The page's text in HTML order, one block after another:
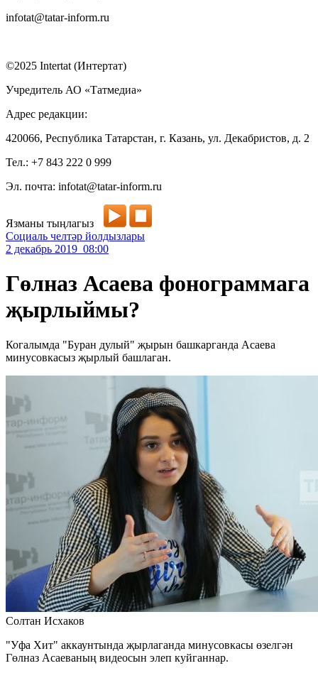
infotat@tatar-inform.ru
©2025 Intertat (Интертат)
Учредитель АО «Татмедиа»
Адрес редакции:
420066, Республика Татарстан, г. Казань, ул. Декабристов, д. 2
Тел.: +7 843 222 0 999
Эл. почта: infotat@tatar-inform.ru
Язманы тыңлагыз
Социаль челтәр йолдызлары
2 декабрь 2019 08:00
Гөлназ Асаева фонограммага
җырлыймы?
Когалымда "Буран дулый" җырын башкарганда Асаева
минусовкасыз җырлый башлаган.
Солтан Исхаков
"Уфа Хит" аккаунтында җырлаганда минусовкасы өзелгән
Гөлназ Асаеваның видеосын элеп куйганнар.